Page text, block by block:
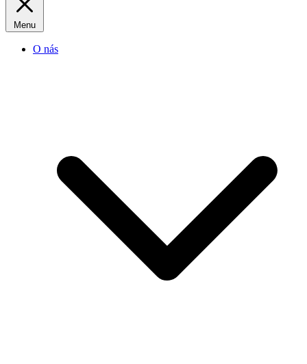
Menu
O nás